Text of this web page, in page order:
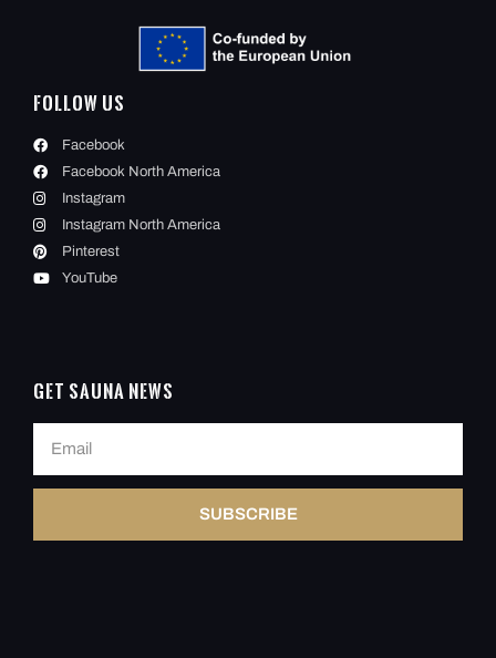
Follow Us
Facebook
Facebook North America
Instagram
Instagram North America
Pinterest
YouTube
Get Sauna News
SUBSCRIBE